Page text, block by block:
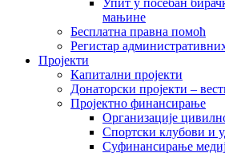
Упит у посебан
мањине
Бесплатна правна помоћ
Регистар
Пројекти
Капитални пројекти
Донаторски пројекти –
Пројектно финансирање
Организације
Спортски клубови и
Суфинансирање